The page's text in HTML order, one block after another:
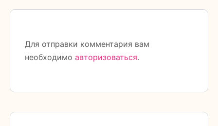
Для отправки комментария вам
необходимо авторизоваться.